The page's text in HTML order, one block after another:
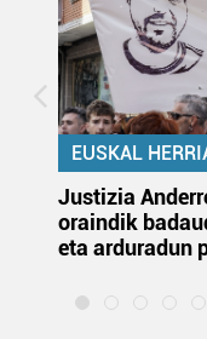
EUSKAL
Justizia
oraindik
eta arduradun